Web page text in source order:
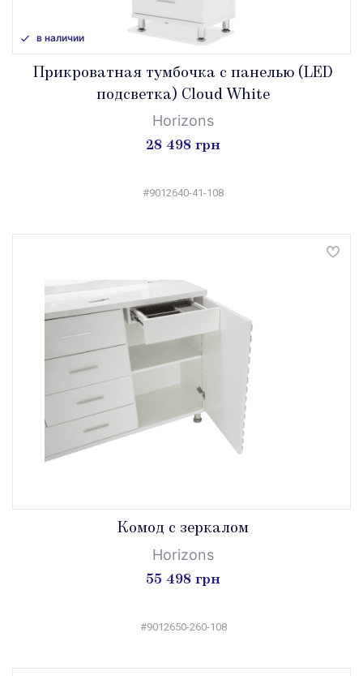
в наличии
Прикроватная тумбочка с панелью (LED
подсветка) Cloud White
Horizons
28 498 грн
#‎9012640-41-108
Комод с зеркалом
Horizons
55 498 грн
#9012650-260-108